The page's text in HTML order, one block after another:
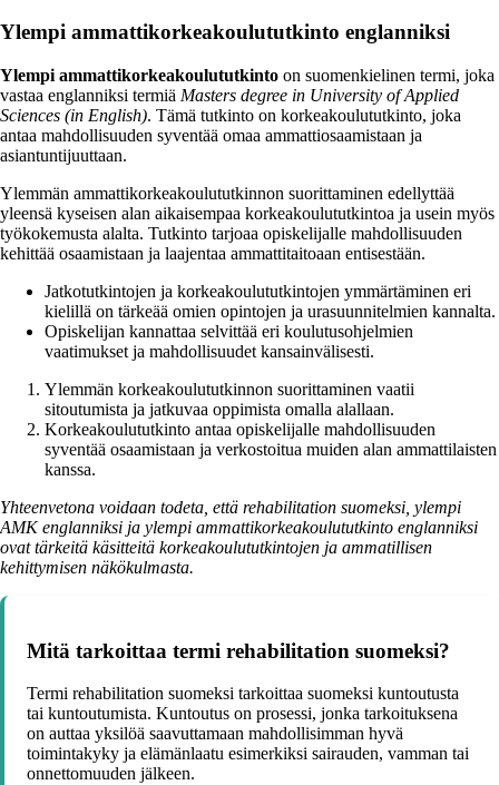
Ylempi ammattikorkeakoulututkinto englanniksi
Ylempi ammattikorkeakoulututkinto on suomenkielinen termi, joka
vastaa englanniksi termiä Masters degree in University of Applied
Sciences (in English). Tämä tutkinto on korkeakoulututkinto, joka
antaa mahdollisuuden syventää omaa ammattiosaamistaan ja
asiantuntijuuttaan.
Ylemmän ammattikorkeakoulututkinnon suorittaminen edellyttää
yleensä kyseisen alan aikaisempaa korkeakoulututkintoa ja usein myös
työkokemusta alalta. Tutkinto tarjoaa opiskelijalle mahdollisuuden
kehittää osaamistaan ja laajentaa ammattitaitoaan entisestään.
Jatkotutkintojen ja korkeakoulututkintojen ymmärtäminen eri
kielillä on tärkeää omien opintojen ja urasuunnitelmien kannalta.
Opiskelijan kannattaa selvittää eri koulutusohjelmien
vaatimukset ja mahdollisuudet kansainvälisesti.
Ylemmän korkeakoulututkinnon suorittaminen vaatii
sitoutumista ja jatkuvaa oppimista omalla alallaan.
Korkeakoulututkinto antaa opiskelijalle mahdollisuuden
syventää osaamistaan ja verkostoitua muiden alan ammattilaisten
kanssa.
Yhteenvetona voidaan todeta, että rehabilitation suomeksi, ylempi
AMK englanniksi ja ylempi ammattikorkeakoulututkinto englanniksi
ovat tärkeitä käsitteitä korkeakoulututkintojen ja ammatillisen
kehittymisen näkökulmasta.
Mitä tarkoittaa termi rehabilitation suomeksi?
Termi rehabilitation suomeksi tarkoittaa suomeksi kuntoutusta
tai kuntoutumista. Kuntoutus on prosessi, jonka tarkoituksena
on auttaa yksilöä saavuttamaan mahdollisimman hyvä
toimintakyky ja elämänlaatu esimerkiksi sairauden, vamman tai
onnettomuuden jälkeen.